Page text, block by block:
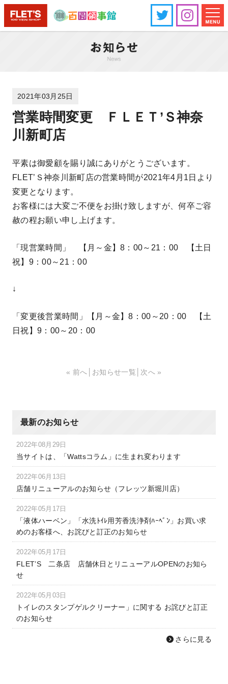
2021年03月25日
営業時間変更 ＦＬＥＴ’Ｓ神奈
川新町店
平素は御愛顧を賜り誠にありがとうございます。
FLET’Ｓ神奈川新町店の営業時間が2021年4月1日より
変更となります。
お客様には大変ご不便をお掛け致しますが、何卒ご容
赦の程お願い申し上げます。
「現営業時間」 【月～金】8：00～21：00 【土日
祝】9：00～21：00
↓
「変更後営業時間」【月～金】8：00～20：00 【土
日祝】9：00～20：00
« 前へ お知らせ一覧 次へ »
最新のお知らせ
2022年08月29日
当サイトは、「Wattsコラム」に生まれ変わります
2022年06月13日
店舗リニューアルのお知らせ（フレッツ新堀川店）
2022年05月17日
「液体ハーベン」「水洗ﾄｲﾚ用芳香洗浄剤ﾊｰﾍﾞﾝ」お買い求
めのお客様へ、お詫びと訂正のお知らせ
2022年05月17日
FLET’S 二条店 店舗休日とリニューアルOPENのお知ら
せ
2022年05月03日
トイレのスタンプゲルクリーナー」に関する お詫びと訂正
のお知らせ
さらに見る